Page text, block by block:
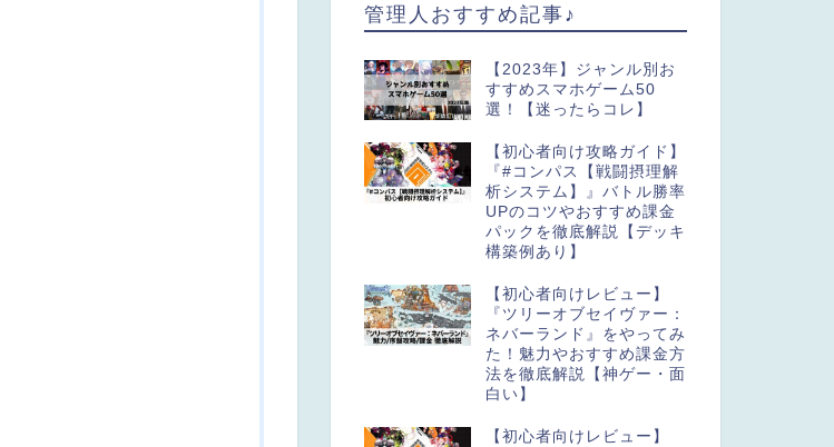
管理人おすすめ記事♪
【2023年】ジャンル別お
すすめスマホゲーム50
選！【迷ったらコレ】
【初心者向け攻略ガイド】
『#コンパス【戦闘摂理解
析システム】』バトル勝率
UPのコツやおすすめ課金
パックを徹底解説【デッキ
構築例あり】
【初心者向けレビュー】
『ツリーオブセイヴァー：
ネバーランド』をやってみ
た！魅力やおすすめ課金方
法を徹底解説【神ゲー・面
白い】
【初心者向けレビュー】